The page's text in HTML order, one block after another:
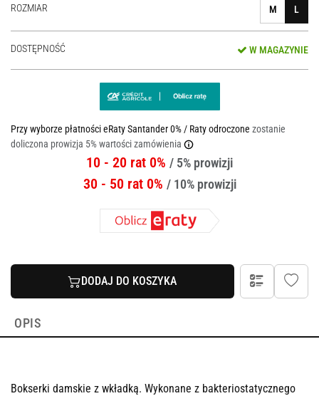
ROZMIAR M L
DOSTĘPNOŚĆ W MAGAZYNIE
Przy wyborze płatności eRaty Santander 0% / Raty odroczone zostanie
doliczona prowizja 5% wartości zamówienia
10 - 20 rat 0% / 5% prowizji
30 - 50 rat 0% / 10% prowizji
DODAJ DO KOSZYKA
OPIS
Bokserki damskie z wkładką. Wykonane z bakteriostatycznego